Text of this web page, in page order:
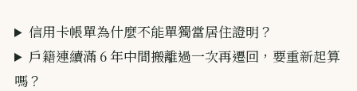
信用卡帳單為什麼不能單獨當居住證明？
戶籍連續滿 6 年中間搬離過一次再遷回，要重新起算
嗎？